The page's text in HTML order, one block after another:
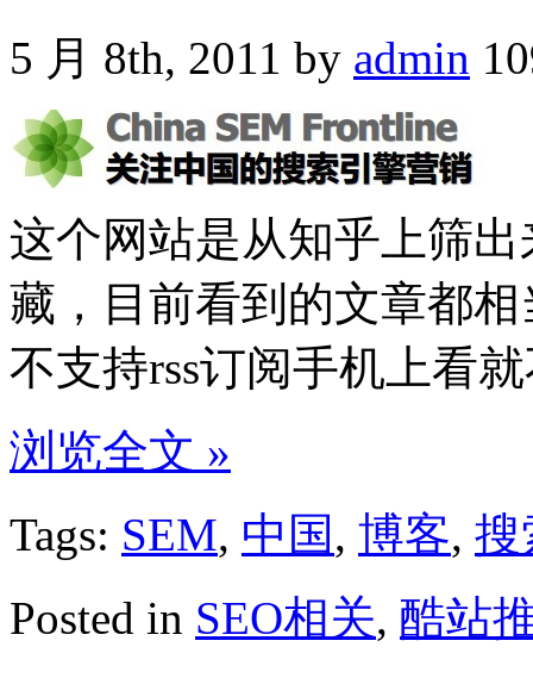
5 月 8th, 2011 by admin
这个网站是从知乎上筛
藏，目前看到的文章都
不支持rss订阅手机上看
浏览全文 »
Tags: SEM, 中国, 博客, 搜
Posted in SEO相关, 酷站